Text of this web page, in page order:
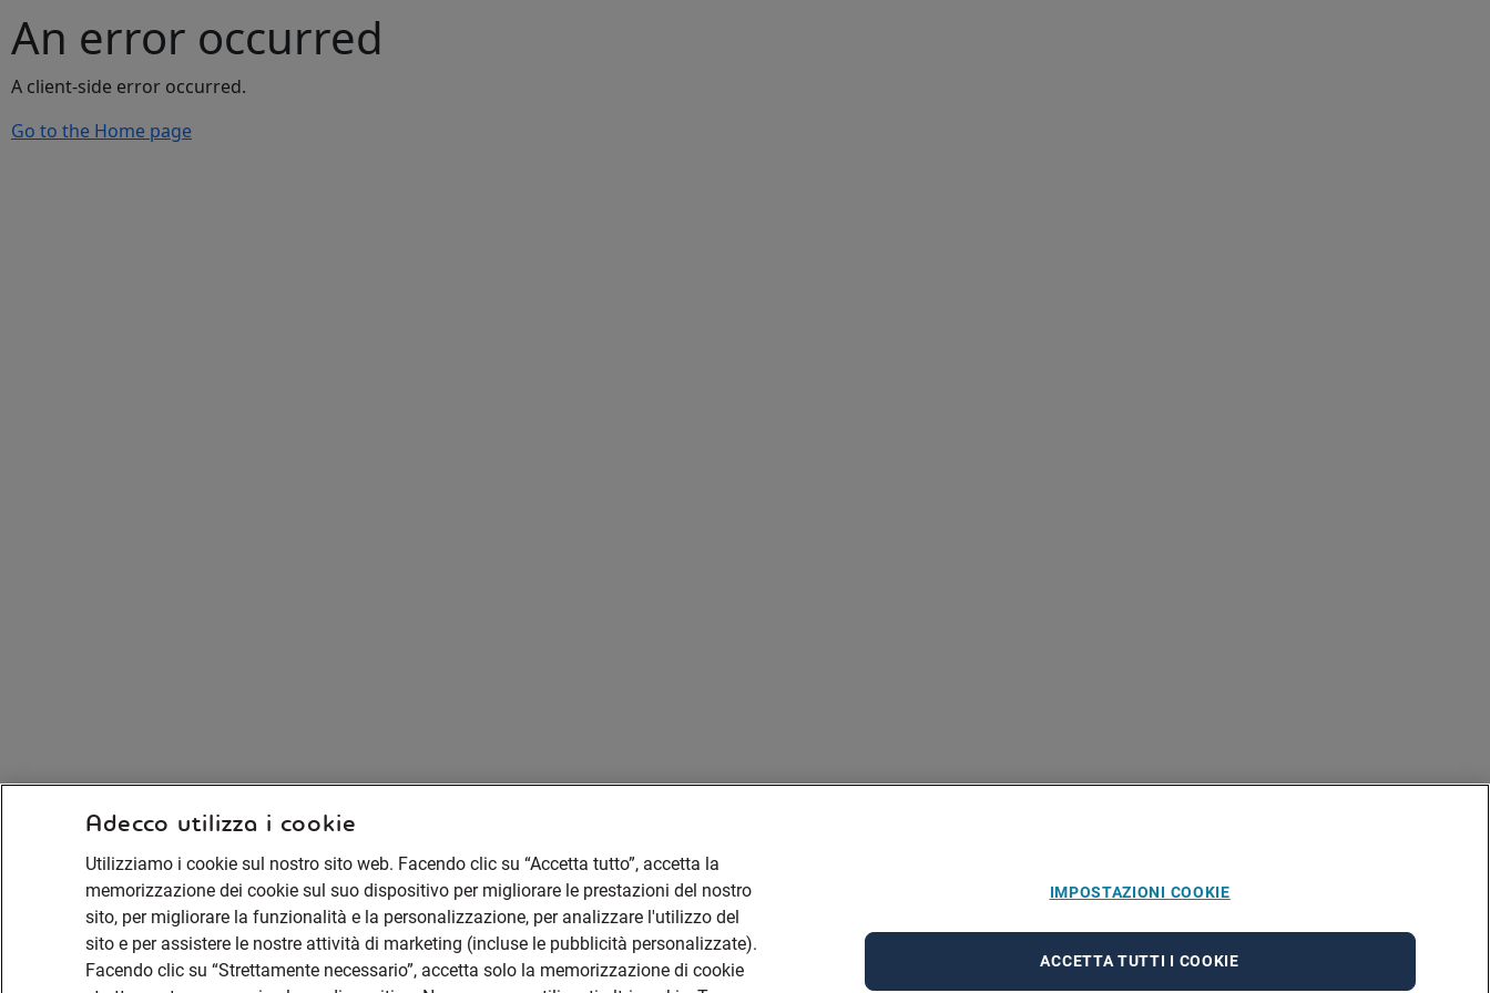
An error occurred
A client-side error occurred.
Go to the Home page
Adecco utilizza i cookie
Utilizziamo i cookie sul nostro sito web. Facendo clic su “Accetta tutto”, accetta la
memorizzazione dei cookie sul suo dispositivo per migliorare le prestazioni del nostro
sito, per migliorare la funzionalità e la personalizzazione, per analizzare l'utilizzo del
sito e per assistere le nostre attività di marketing (incluse le pubblicità personalizzate).
Facendo clic su “Strettamente necessario”, accetta solo la memorizzazione di cookie
IMPOSTAZIONI COOKIE
ACCETTA TUTTI I COOKIE